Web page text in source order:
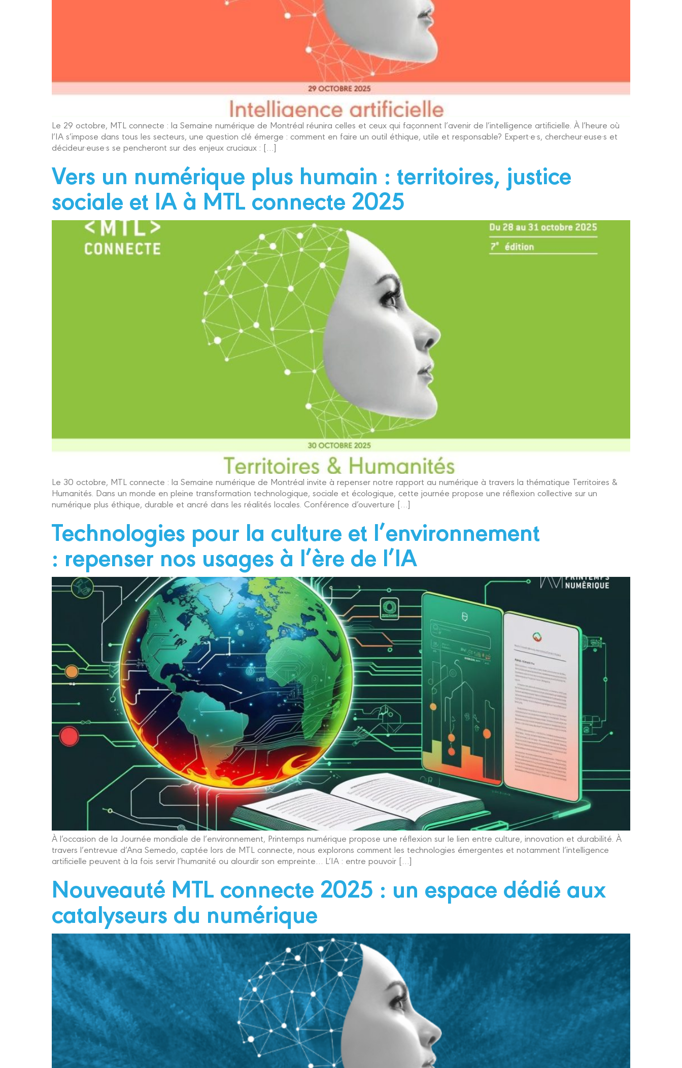
Le 29 octobre, MTL connecte : la Semaine numérique de Montréal réunira celles et ceux qui façonnent l’avenir de l’intelligence artificielle. À l’heure où
l’IA s’impose dans tous les secteurs, une question clé émerge : comment en faire un outil éthique, utile et responsable? Expert·e·s, chercheur·euse·s et
décideur·euse·s se pencheront sur des enjeux cruciaux : […]
Vers un numérique plus humain : territoires, justice
sociale et IA à MTL connecte 2025
Le 30 octobre, MTL connecte : la Semaine numérique de Montréal invite à repenser notre rapport au numérique à travers la thématique Territoires &
Humanités. Dans un monde en pleine transformation technologique, sociale et écologique, cette journée propose une réflexion collective sur un
numérique plus éthique, durable et ancré dans les réalités locales. Conférence d’ouverture […]
Technologies pour la culture et l’environnement
: repenser nos usages à l’ère de l’IA
À l’occasion de la Journée mondiale de l’environnement, Printemps numérique propose une réflexion sur le lien entre culture, innovation et durabilité. À
travers l’entrevue d’Ana Semedo, captée lors de MTL connecte, nous explorons comment les technologies émergentes et notamment l’intelligence
artificielle peuvent à la fois servir l’humanité ou alourdir son empreinte… L’IA : entre pouvoir […]
Nouveauté MTL connecte 2025 : un espace dédié aux
catalyseurs du numérique